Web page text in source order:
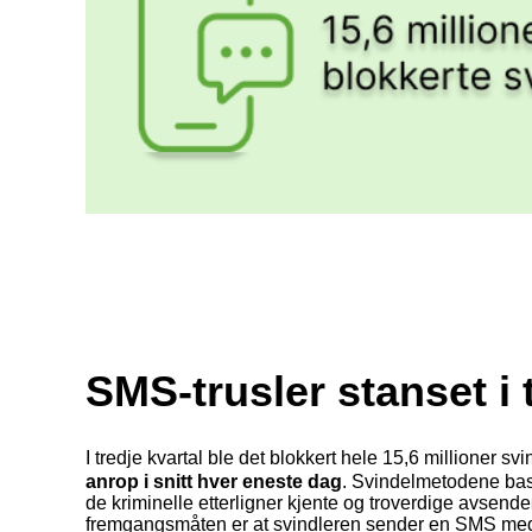
SMS-trusler stanset i
I tredje kvartal ble det blokkert hele 15,6 millioner
anrop i snitt hver eneste dag. Svindelmetodene
de kriminelle etterligner kjente og troverdige
fremgangsmåten er at svindleren sender en SMS